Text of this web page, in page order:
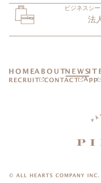
ビジネスシ
法